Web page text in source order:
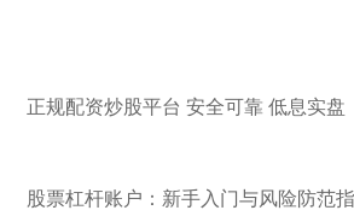
正规配资炒股平台 安全可靠 低息实盘
股票杠杆账户：新手入门与风险防范